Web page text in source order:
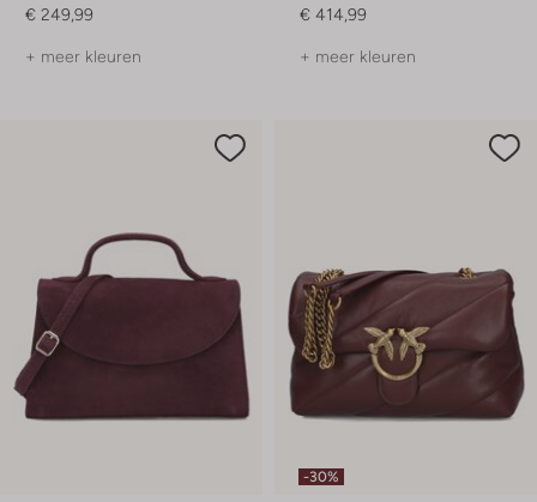
€ 249,99
+ meer kleuren
€ 414,99
+ meer kleuren
-30%